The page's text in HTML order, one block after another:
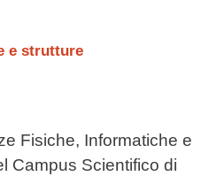
e strutture
Fisiche, Informatiche e
Campus Scientifico di